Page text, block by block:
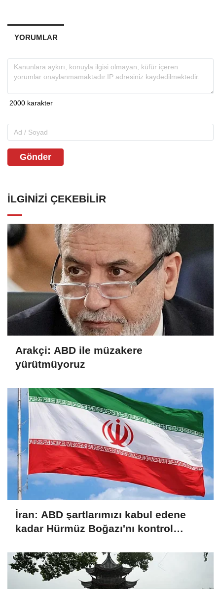
YORUMLAR
Gönder
İLGINIZI ÇEKEBILIR
Arakçi: ABD ile müzakere
yürütmüyoruz
İran: ABD şartlarımızı kabul edene
kadar Hürmüz Boğazı'nı kontrol